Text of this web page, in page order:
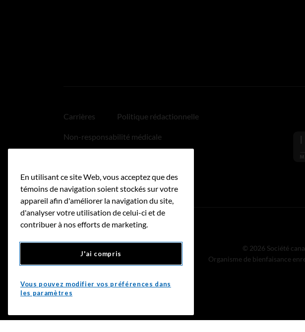
Carrières Politique rédactionnelle
Non-responsabilité médicale
Accessibilité
Donnez
© 2026 Société
Organisme de bienfaisance
En utilisant ce site Web, vous acceptez que des
témoins de navigation soient stockés sur votre
appareil afin d'améliorer la navigation du site,
d'analyser votre utilisation de celui-ci et de
contribuer à nos efforts de marketing.
J'ai compris
Vous pouvez modifier vos préférences dans
les paramètres